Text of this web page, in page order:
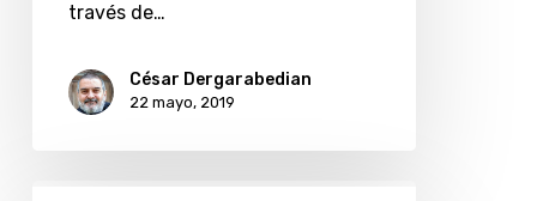
través de…
César Dergarabedian
22 mayo, 2019